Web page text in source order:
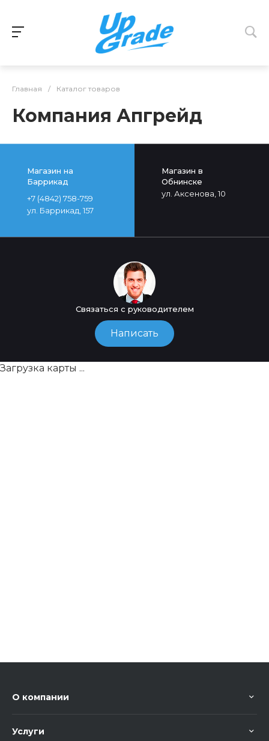
Главная / Каталог товаров
Компания Апгрейд
Магазин на
Баррикад
+7 (4842) 758-759
ул. Баррикад, 157
Магазин в
Обнинске
ул. Аксенова, 10
Связаться с руководителем
Написать
Загрузка карты ...
О компании
Услуги